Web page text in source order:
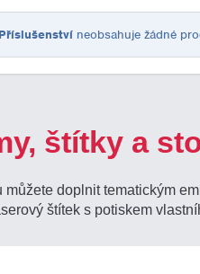
Příslušenstvíneobsahuje žádné
štítky a
můžete doplnit tematickým
štítek s potiskem